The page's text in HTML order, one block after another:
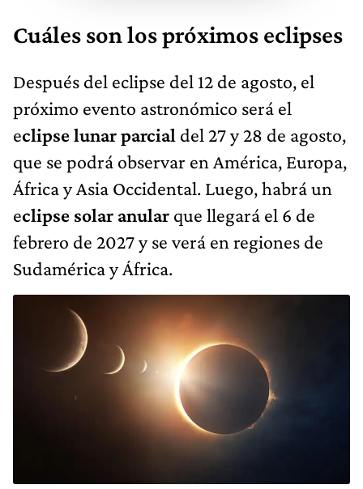
Cuáles son los próximos eclipses
Después del eclipse del 12 de agosto, el
próximo evento astronómico será el
eclipse lunar parcial del 27 y 28 de agosto,
que se podrá observar en América, Europa,
África y Asia Occidental. Luego, habrá un
eclipse solar anular que llegará el 6 de
febrero de 2027 y se verá en regiones de
Sudamérica y África.